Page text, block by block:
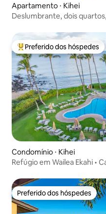
Apartamento ⋅ Kihei
Deslumbrante, dois
Entre os melhores
Preferido dos hóspedes
Condomínio ⋅ Kihei
Refúgio em Wailea Ekahi •
Preferido dos hóspedes
Preferido dos hóspedes